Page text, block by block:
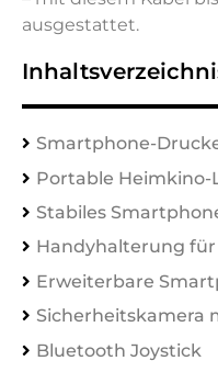
ausgestattet.
Smartphone-
Portable Heimkino-
Stabiles
Handyhalterung
Erweiterbare
Sicherheitskamera
Bluetooth Joystick